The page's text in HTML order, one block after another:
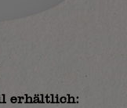
erhältlich: